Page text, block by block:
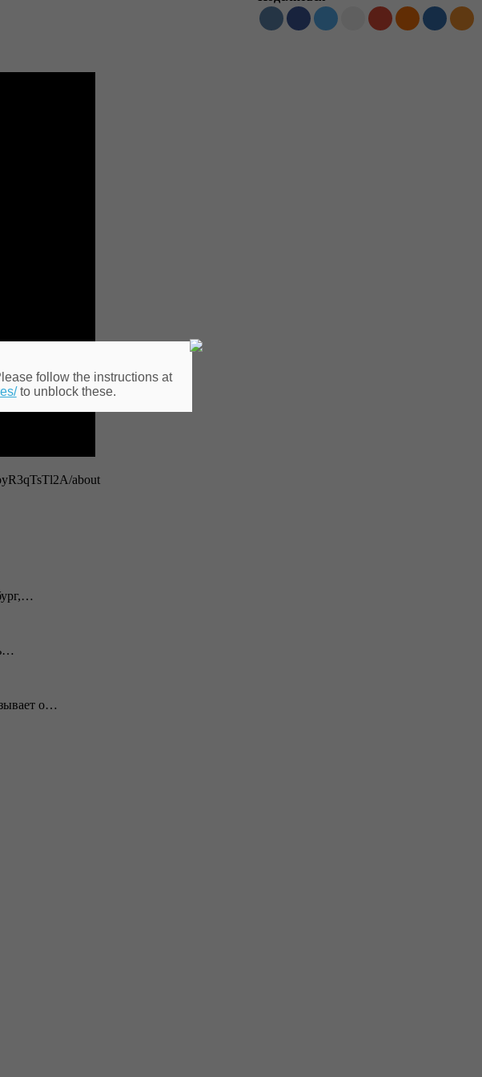
about
о…
follow the instructions at
to unblock these.